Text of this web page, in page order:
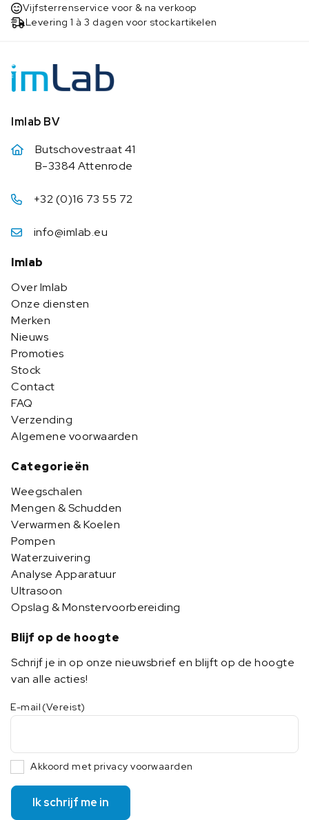
Vijfsterrenservice voor & na verkoop
Levering 1 à 3 dagen voor stockartikelen
Imlab BV
Butschovestraat 41
B-3384 Attenrode
+32 (0)16 73 55 72
info@imlab.eu
Imlab
Over Imlab
Onze diensten
Merken
Nieuws
Promoties
Stock
Contact
FAQ
Verzending
Algemene voorwaarden
Categorieën
Weegschalen
Mengen & Schudden
Verwarmen & Koelen
Pompen
Waterzuivering
Analyse Apparatuur
Ultrasoon
Opslag & Monstervoorbereiding
Blijf op de hoogte
Schrijf je in op onze nieuwsbrief en blijft op de hoogte
van alle acties!
E-mail (Vereist)
Akkoord met privacy voorwaarden
Ik schrijf me in